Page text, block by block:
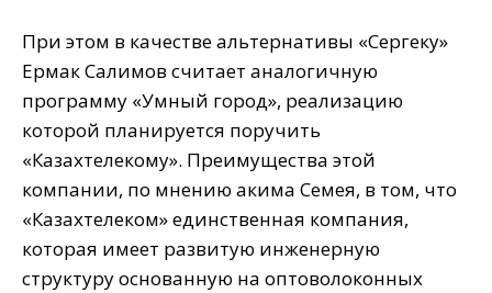
При этом в качестве альтернативы «Сергеку»
Ермак Салимов считает аналогичную
программу «Умный город», реализацию
которой планируется поручить
«Казахтелекому». Преимущества этой
компании, по мнению акима Семея, в том, что
«Казахтелеком» единственная компания,
которая имеет развитую инженерную
структуру основанную на оптоволоконных